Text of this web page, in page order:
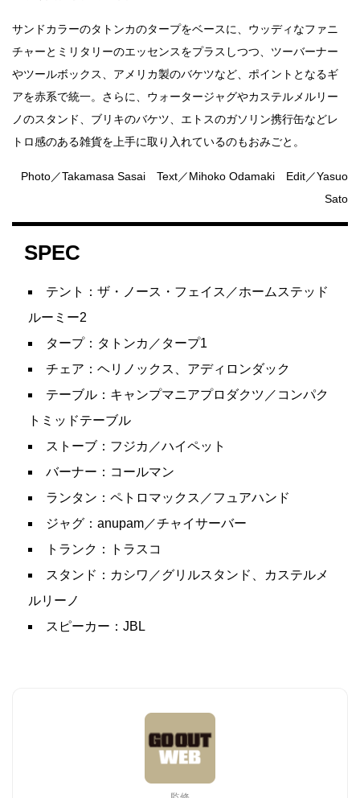
サンドカラーのタトンカのタープをベースに、ウッディなファニ
チャーとミリタリーのエッセンスをプラスしつつ、ツーバーナー
やツールボックス、アメリカ製のバケツなど、ポイントとなるギ
アを赤系で統一。さらに、ウォータージャグやカステルメルリー
ノのスタンド、ブリキのバケツ、エトスのガソリン携行缶などレ
トロ感のある雑貨を上手に取り入れているのもおみごと。
Photo／Takamasa Sasai Text／Mihoko Odamaki Edit／Yasuo
Sato
SPEC
テント：ザ・ノース・フェイス／ホームステッド
ルーミー2
タープ：タトンカ／タープ1
チェア：ヘリノックス、アディロンダック
テーブル：キャンプマニアプロダクツ／コンパク
トミッドテーブル
ストーブ：フジカ／ハイペット
バーナー：コールマン
ランタン：ペトロマックス／フュアハンド
ジャグ：anupam／チャイサーバー
トランク：トラスコ
スタンド：カシワ／グリルスタンド、カステルメ
ルリーノ
スピーカー：JBL